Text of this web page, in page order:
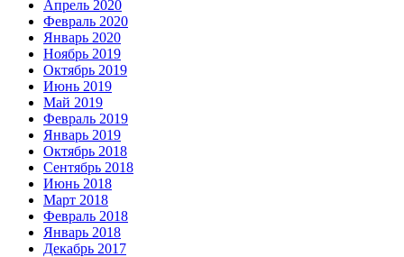
Апрель 2020
Февраль 2020
Январь 2020
Ноябрь 2019
Октябрь 2019
Июнь 2019
Май 2019
Февраль 2019
Январь 2019
Октябрь 2018
Сентябрь 2018
Июнь 2018
Март 2018
Февраль 2018
Январь 2018
Декабрь 2017